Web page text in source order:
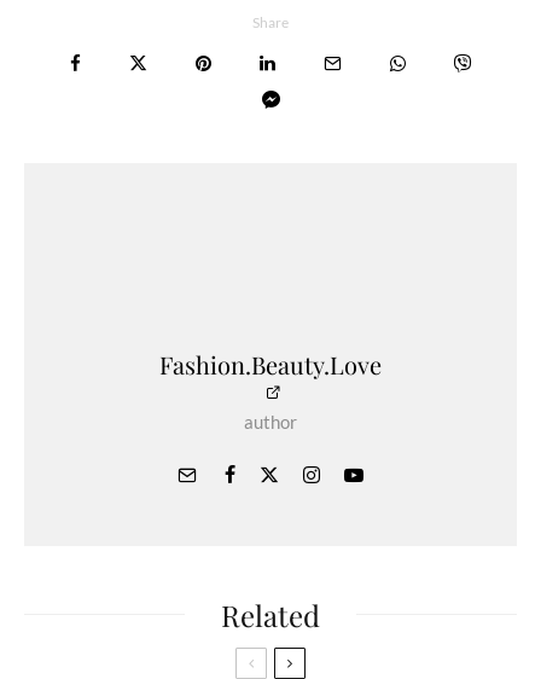
Share
Fashion.Beauty.Love
author
Related